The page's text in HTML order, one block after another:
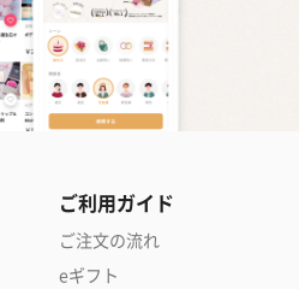
ご利用ガイド
ご注文の流れ
eギフト